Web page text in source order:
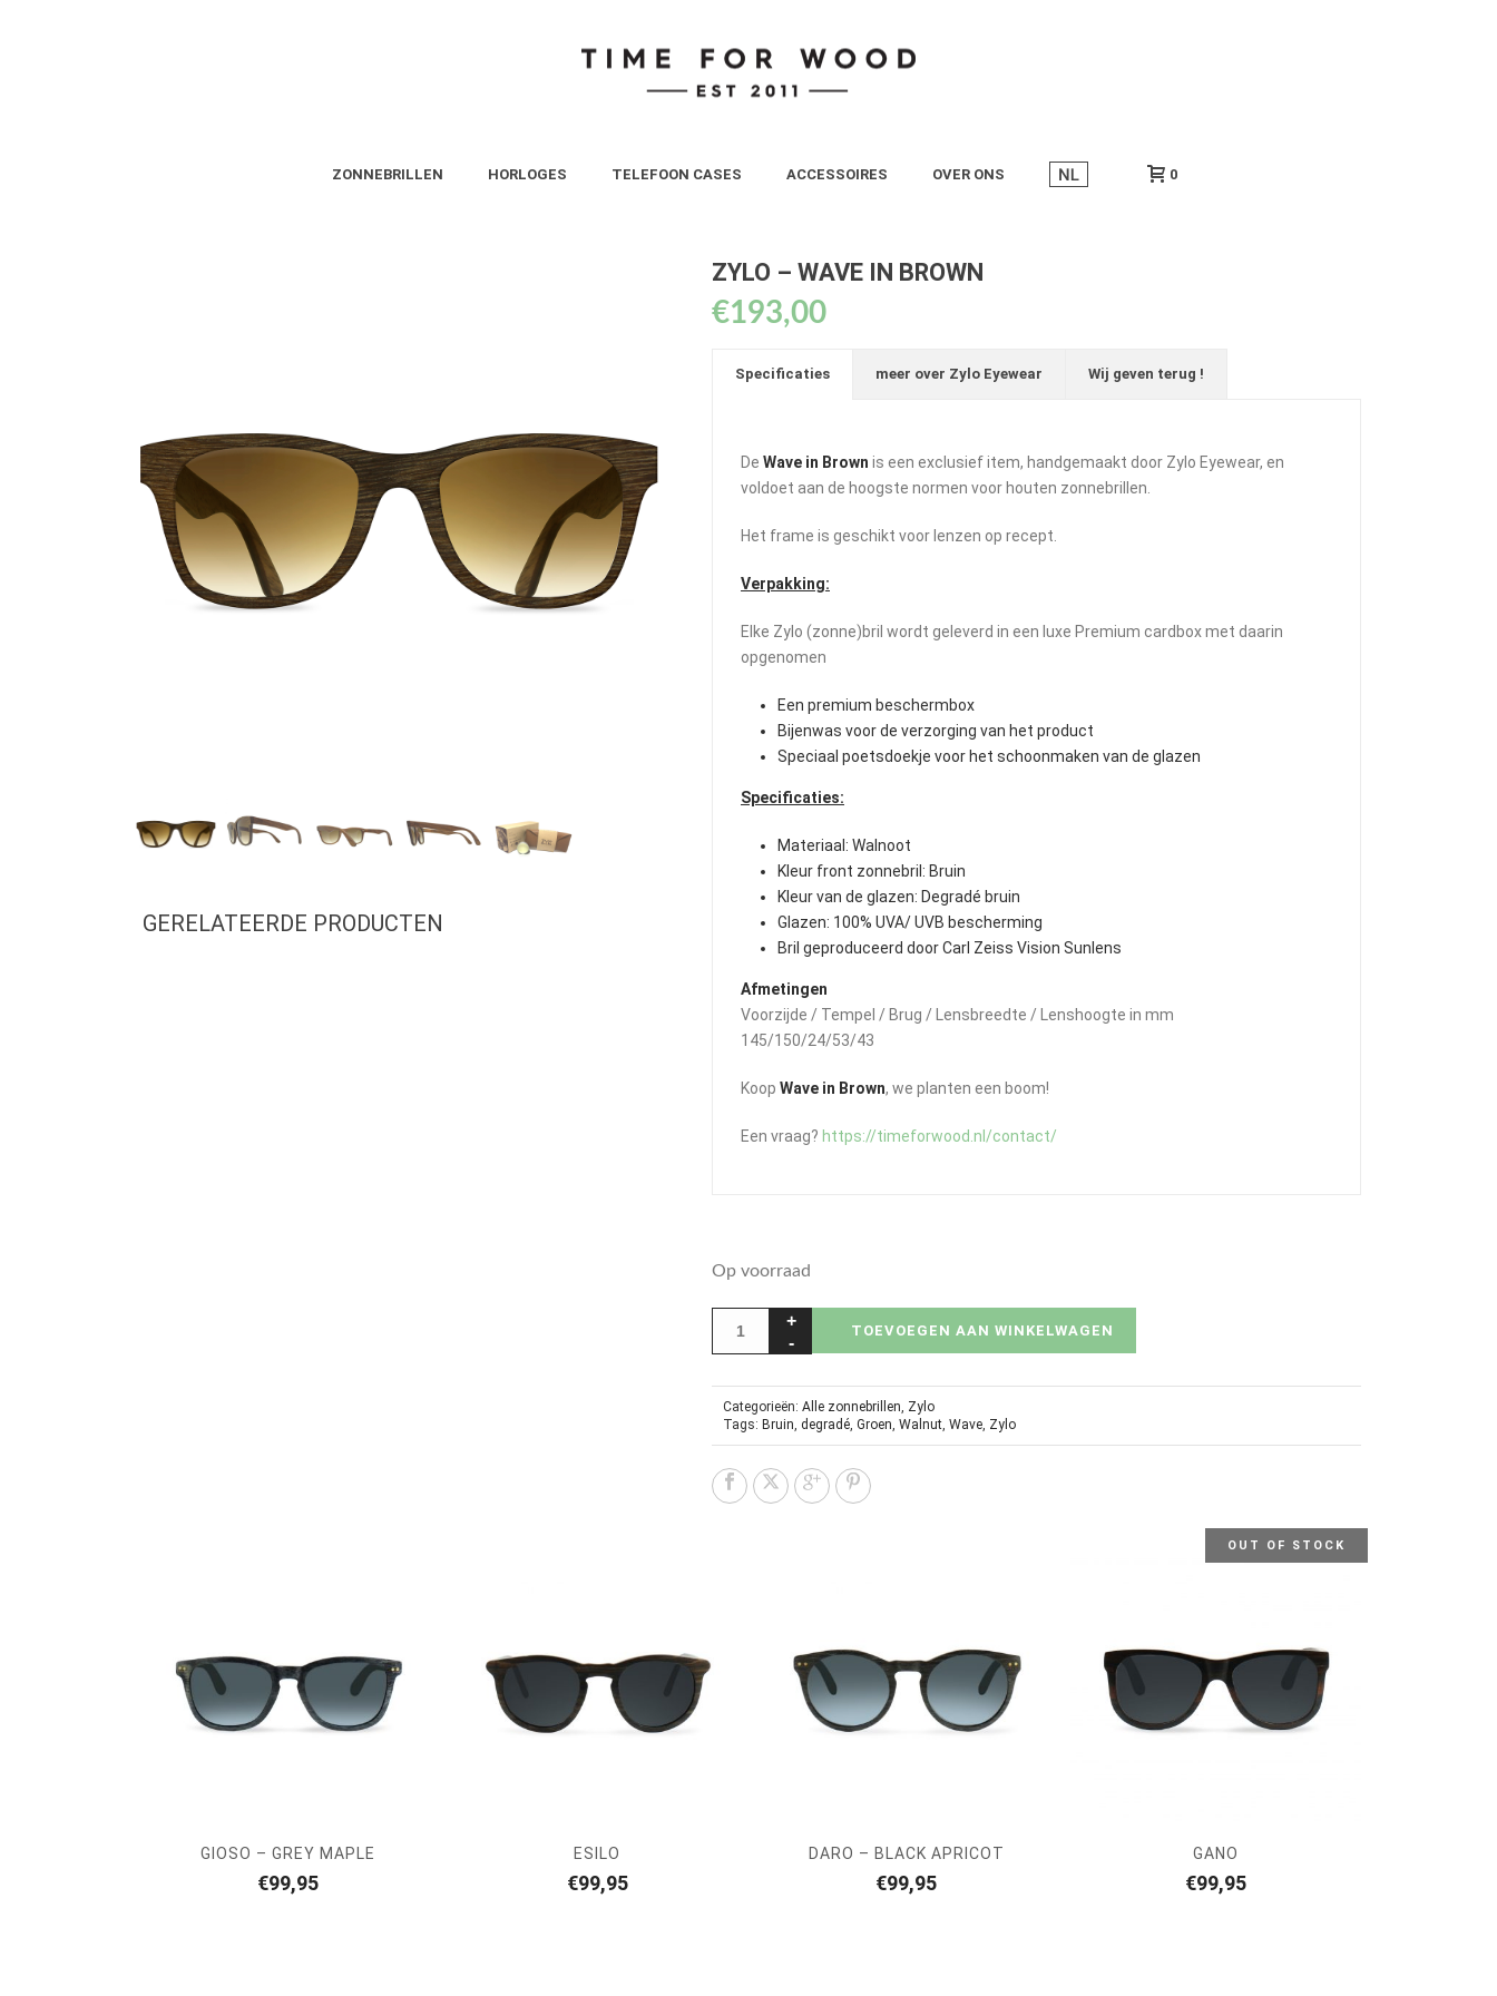
ZONNEBRILLEN HORLOGES TELEFOON CASES ACCESSOIRES OVER ONS 0
ZYLO – WAVE IN BROWN
€193,00
Specificaties meer over Zylo Eyewear Wij geven terug !
De Wave in Brown is een exclusief item, handgemaakt door Zylo Eyewear, en
voldoet aan de hoogste normen voor houten zonnebrillen.
Het frame is geschikt voor lenzen op recept.
Verpakking:
Elke Zylo (zonne)bril wordt geleverd in een luxe Premium cardbox met daarin
opgenomen
Een premium beschermbox
Bijenwas voor de verzorging van het product
Speciaal poetsdoekje voor het schoonmaken van de glazen
Specificaties:
Materiaal: Walnoot
Kleur front zonnebril: Bruin
Kleur van de glazen: Degradé bruin
Glazen: 100% UVA/ UVB bescherming
Bril geproduceerd door Carl Zeiss Vision Sunlens
Afmetingen
Voorzijde / Tempel / Brug / Lensbreedte / Lenshoogte in mm
145/150/24/53/43
Koop Wave in Brown, we planten een boom!
Een vraag? https://timeforwood.nl/contact/
Op voorraad
TOEVOEGEN AAN WINKELWAGEN
Categorieën: Alle zonnebrillen, Zylo
Tags: Bruin, degradé, Groen, Walnut, Wave, Zylo
GERELATEERDE PRODUCTEN
GIOSO – GREY MAPLE
€99,95
ESILO
€99,95
DARO – BLACK APRICOT
€99,95
OUT OF STOCK
GANO
€99,95